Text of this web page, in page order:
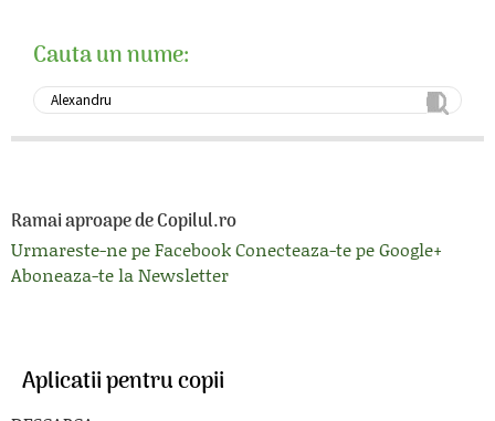
Cauta un nume:
Ramai aproape de Copilul.ro
Urmareste-ne pe FacebookConecteaza-te pe Google+
Aboneaza-te la Newsletter
Aplicatii pentru copii